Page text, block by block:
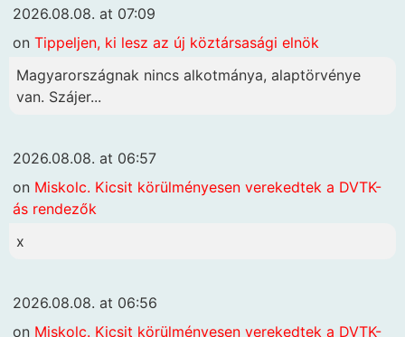
2026.08.08. at 07:09
on Tippeljen, ki lesz az új köztársasági elnök
Magyarországnak nincs alkotmánya, alaptörvénye
van. Szájer...
2026.08.08. at 06:57
on Miskolc. Kicsit körülményesen verekedtek a DVTK-
ás rendezők
x
2026.08.08. at 06:56
on Miskolc. Kicsit körülményesen verekedtek a DVTK-